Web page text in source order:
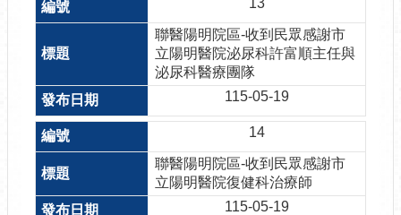
13
聯醫陽明院區-收到民眾感謝市
立陽明醫院泌尿科許富順主任與
泌尿科醫療團隊
115-05-19
14
聯醫陽明院區-收到民眾感謝市
立陽明醫院復健科治療師
115-05-19